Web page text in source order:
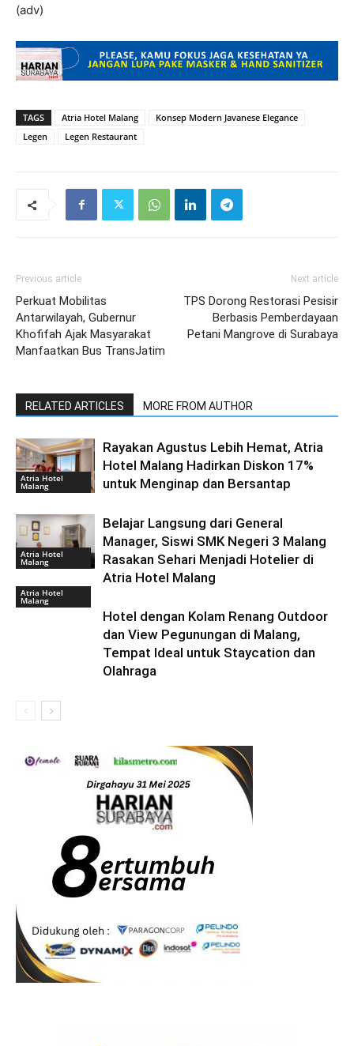
(adv)
TAGS Atria Hotel Malang
Konsep Modern Javanese Elegance
Legen
Legen Restaurant
Previous article
Perkuat Mobilitas
Antarwilayah, Gubernur
Khofifah Ajak Masyarakat
Manfaatkan Bus TransJatim
Next article
TPS Dorong Restorasi Pesisir
Berbasis Pemberdayaan
Petani Mangrove di Surabaya
RELATED ARTICLES MORE FROM AUTHOR
Atria Hotel
Malang
Rayakan Agustus Lebih Hemat, Atria
Hotel Malang Hadirkan Diskon 17%
untuk Menginap dan Bersantap
Atria Hotel
Malang
Belajar Langsung dari General
Manager, Siswi SMK Negeri 3 Malang
Rasakan Sehari Menjadi Hotelier di
Atria Hotel Malang
Atria Hotel
Malang
Hotel dengan Kolam Renang Outdoor
dan View Pegunungan di Malang,
Tempat Ideal untuk Staycation dan
Olahraga